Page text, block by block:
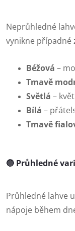
Neprůhledné
vynikne případné
Béžová –
Tmavě
Světlá –
Bílá –
Tmavě
🔵 Průhledné
Průhledné lahve
nápoje během